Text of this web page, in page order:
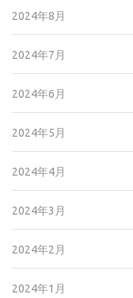
2024年8月
2024年7月
2024年6月
2024年5月
2024年4月
2024年3月
2024年2月
2024年1月